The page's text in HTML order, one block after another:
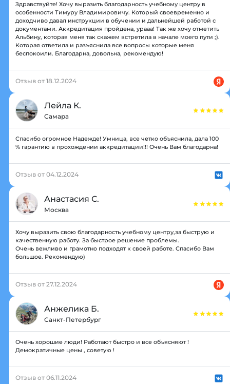
Здравствуйте! Хочу выразить благодарность учебному центру в
особенности Тимуру Владимировичу. Который своевременно и
доходчиво давал инструкции в обучении и дальнейшей работой с
документами. Аккредитация пройдена, урааа! Так же хочу отметить
Альбину, которая меня так скажем встретила в начале моего пути ;).
Которая ответила и разъяснила все вопросы которые меня
беспокоили. Благодарна, довольна, рекомендую!
Отзыв от 18.12.2024
Лейла К.
Самара
Спасибо огромное Надежде! Умница, все четко объяснила, дала 100
% гарантию в прохождении аккредитации!!! Очень Вам благодарна!
Отзыв от 04.12.2024
Анастасия С.
Москва
Хочу выразить свою благодарность учебному центру,за быструю и
качественную работу. За быстрое решение проблемы.
Очень вежливо и грамотно подходят к своей работе. Спасибо Вам
большое. Рекомендую)
Отзыв от 27.12.2024
Анжелика Б.
Санкт-Петербург
Очень хорошие люди! Работают быстро и все объясняют !
Демократичные цены , советую !
Отзыв от 06.11.2024